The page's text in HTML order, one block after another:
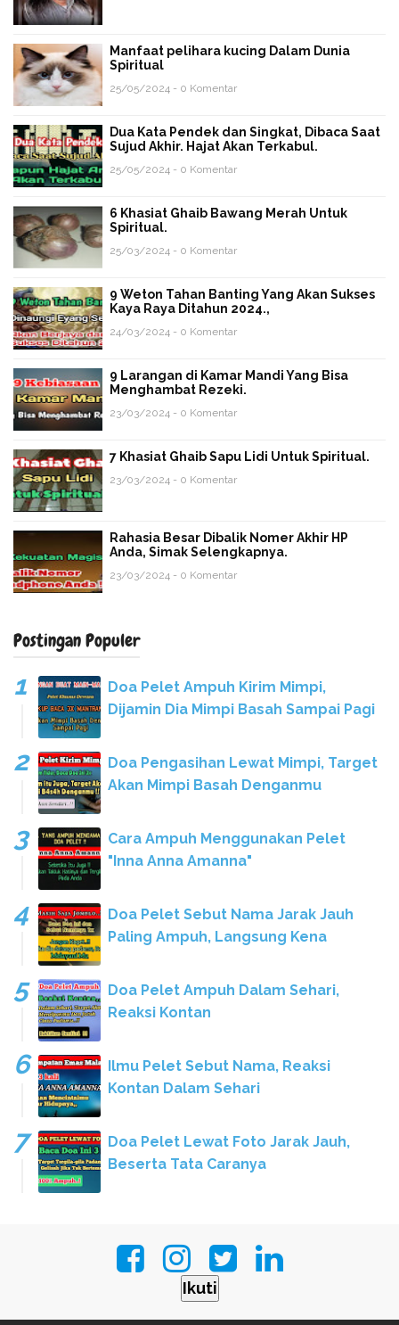
Manfaat pelihara kucing Dalam Dunia
Spiritual
25/05/2024 - 0 Komentar
Dua Kata Pendek dan Singkat, Dibaca Saat
Sujud Akhir. Hajat Akan Terkabul.
25/05/2024 - 0 Komentar
6 Khasiat Ghaib Bawang Merah Untuk
Spiritual.
25/03/2024 - 0 Komentar
9 Weton Tahan Banting Yang Akan Sukses
Kaya Raya Ditahun 2024.,
24/03/2024 - 0 Komentar
9 Larangan di Kamar Mandi Yang Bisa
Menghambat Rezeki.
23/03/2024 - 0 Komentar
7 Khasiat Ghaib Sapu Lidi Untuk Spiritual.
23/03/2024 - 0 Komentar
Rahasia Besar Dibalik Nomer Akhir HP
Anda, Simak Selengkapnya.
23/03/2024 - 0 Komentar
Postingan Populer
Doa Pelet Ampuh Kirim Mimpi,
Dijamin Dia Mimpi Basah Sampai Pagi
Doa Pengasihan Lewat Mimpi, Target
Akan Mimpi Basah Denganmu
Cara Ampuh Menggunakan Pelet
"Inna Anna Amanna"
Doa Pelet Sebut Nama Jarak Jauh
Paling Ampuh, Langsung Kena
Doa Pelet Ampuh Dalam Sehari,
Reaksi Kontan
Ilmu Pelet Sebut Nama, Reaksi
Kontan Dalam Sehari
Doa Pelet Lewat Foto Jarak Jauh,
Beserta Tata Caranya
Ikuti